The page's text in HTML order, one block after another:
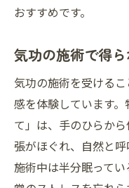
おすすめです。
気功の施術で得
気功の施術を受ける
感を体験しています
て」は、手のひらか
張がほぐれ、自然と呼
施術中は半分眠って